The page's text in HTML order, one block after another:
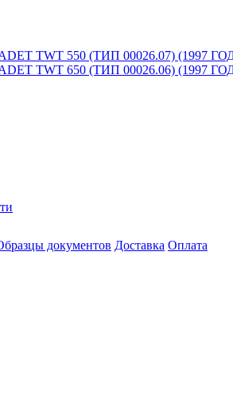
TWT 550 (ТИП 00026.07)
TWT 650 (ТИП 00026.06)
документов Доставка Оплата